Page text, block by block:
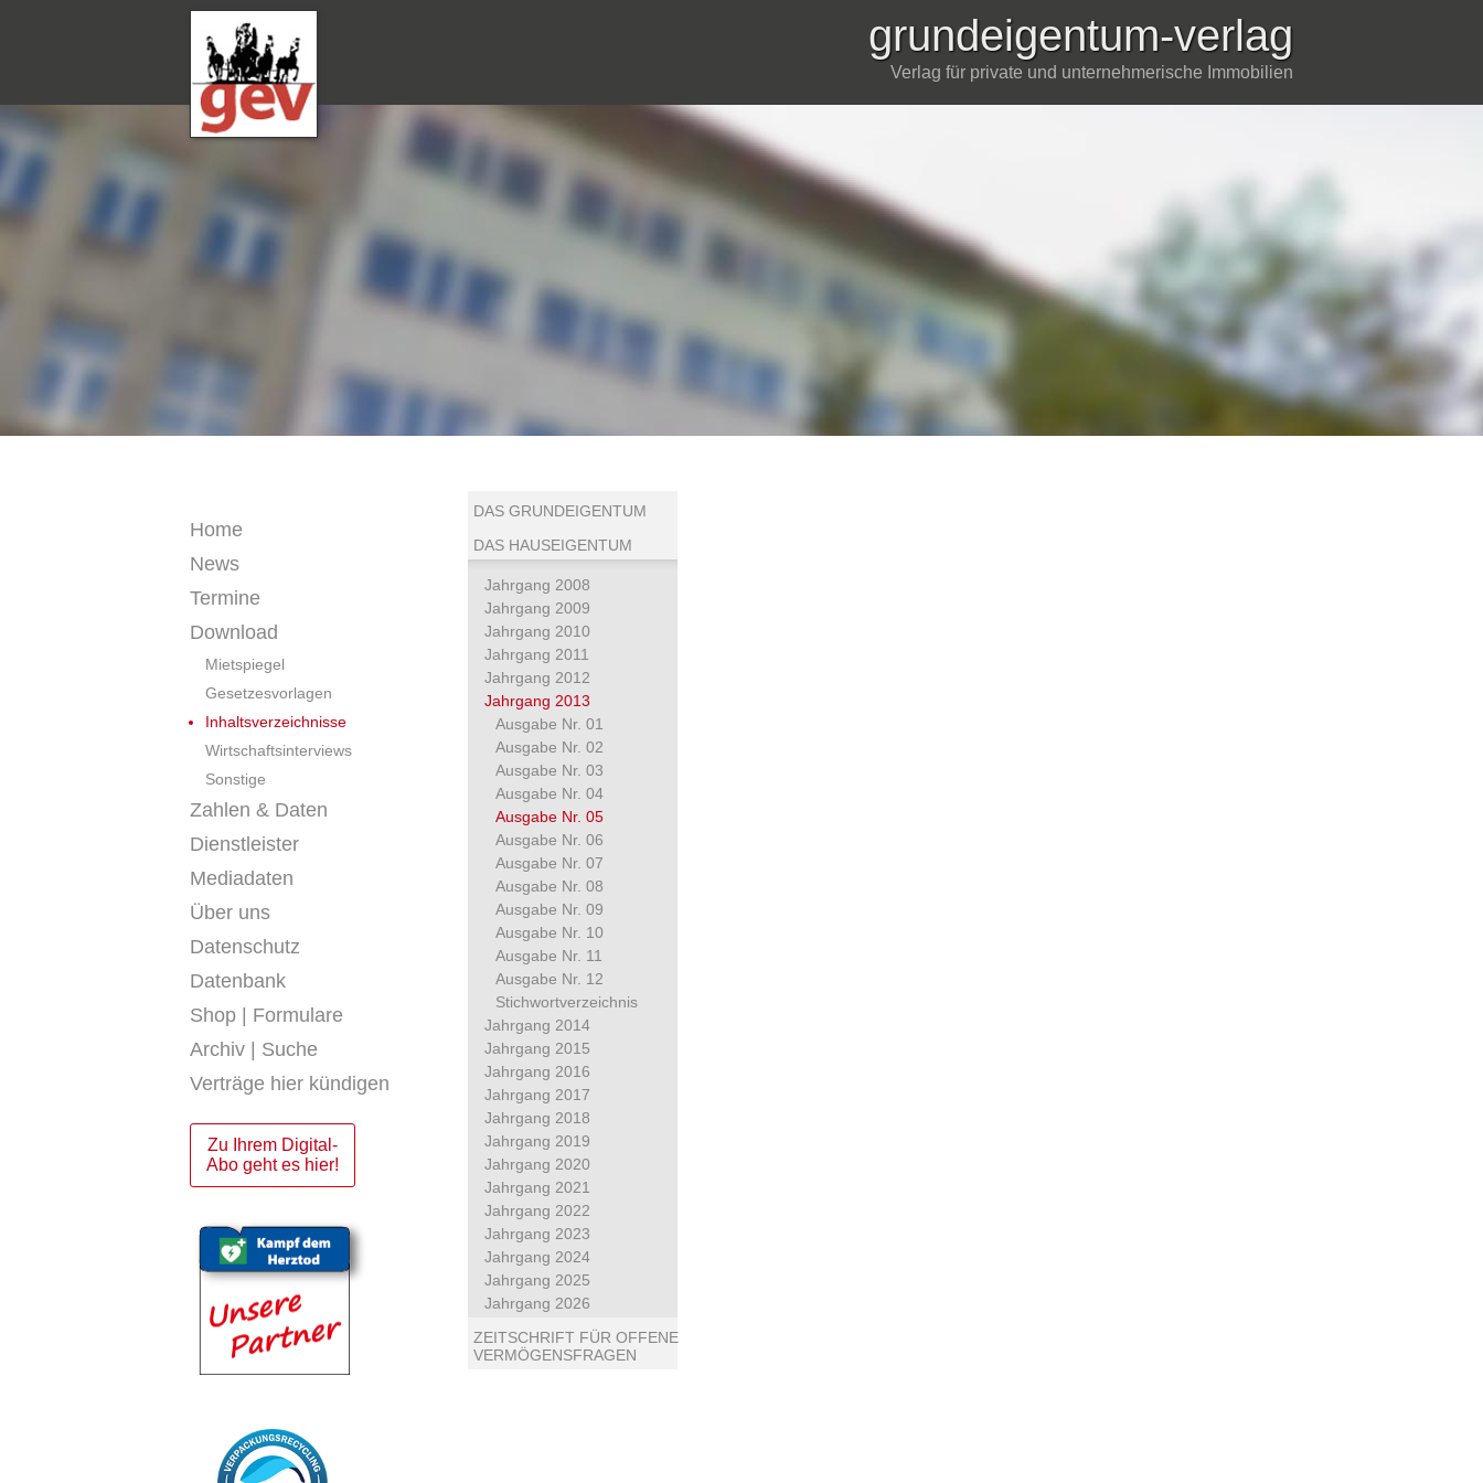
grundeigentum-verlag
Verlag für private und unternehmerische Immobilien
Home
News
Termine
Download
Mietspiegel
Gesetzesvorlagen
Inhaltsverzeichnisse
Wirtschaftsinterviews
Sonstige
Zahlen & Daten
Dienstleister
Mediadaten
Über uns
Datenschutz
Datenbank
Shop | Formulare
Archiv | Suche
Verträge hier kündigen
Zu Ihrem Digital-
Abo geht es hier!
DAS GRUNDEIGENTUM
DAS HAUSEIGENTUM
Jahrgang 2008
Jahrgang 2009
Jahrgang 2010
Jahrgang 2011
Jahrgang 2012
Jahrgang 2013
Ausgabe Nr. 01
Ausgabe Nr. 02
Ausgabe Nr. 03
Ausgabe Nr. 04
Ausgabe Nr. 05
Ausgabe Nr. 06
Ausgabe Nr. 07
Ausgabe Nr. 08
Ausgabe Nr. 09
Ausgabe Nr. 10
Ausgabe Nr. 11
Ausgabe Nr. 12
Stichwortverzeichnis
Jahrgang 2014
Jahrgang 2015
Jahrgang 2016
Jahrgang 2017
Jahrgang 2018
Jahrgang 2019
Jahrgang 2020
Jahrgang 2021
Jahrgang 2022
Jahrgang 2023
Jahrgang 2024
Jahrgang 2025
Jahrgang 2026
ZEITSCHRIFT FÜR OFFENE
VERMÖGENSFRAGEN